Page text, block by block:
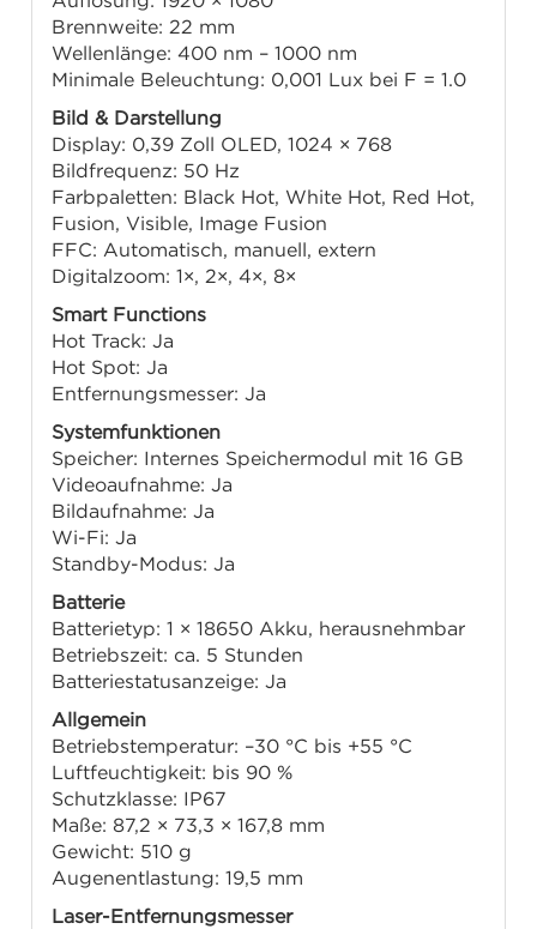
Brennweite: 22 mm
Wellenlänge: 400 nm – 1000 nm
Minimale Beleuchtung: 0,001 Lux bei F = 1.0
Bild & Darstellung
Display: 0,39 Zoll OLED, 1024 × 768
Bildfrequenz: 50 Hz
Farbpaletten: Black Hot, White Hot, Red Hot,
Fusion, Visible, Image Fusion
FFC: Automatisch, manuell, extern
Digitalzoom: 1×, 2×, 4×, 8×
Smart Functions
Hot Track: Ja
Hot Spot: Ja
Entfernungsmesser: Ja
Systemfunktionen
Speicher: Internes Speichermodul mit 16 GB
Videoaufnahme: Ja
Bildaufnahme: Ja
Wi-Fi: Ja
Standby-Modus: Ja
Batterie
Batterietyp: 1 × 18650 Akku, herausnehmbar
Betriebszeit: ca. 5 Stunden
Batteriestatusanzeige: Ja
Allgemein
Betriebstemperatur: –30 °C bis +55 °C
Luftfeuchtigkeit: bis 90 %
Schutzklasse: IP67
Maße: 87,2 × 73,3 × 167,8 mm
Gewicht: 510 g
Augenentlastung: 19,5 mm
Laser-Entfernungsmesser